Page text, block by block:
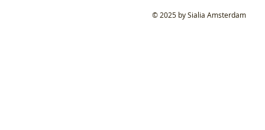
© 2025 by Sialia Amsterdam